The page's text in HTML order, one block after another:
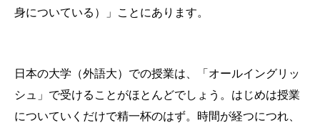
身についている）」ことにあります。
日本の大学（外語大）での授業は、「オールイングリッ
シュ」で受けることがほとんどでしょう。はじめは授業
についていくだけで精一杯のはず。時間が経つにつれ、